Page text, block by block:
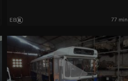
E8 77 min